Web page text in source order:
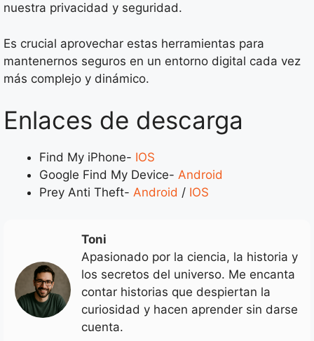
nuestra privacidad y seguridad.
Es crucial aprovechar estas herramientas para
mantenernos seguros en un entorno digital cada vez
más complejo y dinámico.
Enlaces de descarga
Find My iPhone- IOS
Google Find My Device- Android
Prey Anti Theft- Android / IOS
Toni
Apasionado por la ciencia, la historia y
los secretos del universo. Me encanta
contar historias que despiertan la
curiosidad y hacen aprender sin darse
cuenta.